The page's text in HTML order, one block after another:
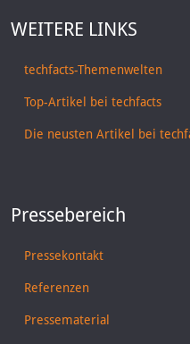
WEITERE LINKS
techfacts-Themenwelten
Top-Artikel bei techfacts
Die neusten Artikel bei
Pressebereich
Pressekontakt
Referenzen
Pressematerial